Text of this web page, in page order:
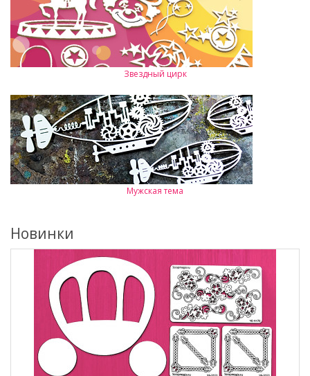
Звездный цирк
Мужская тема
Новинки